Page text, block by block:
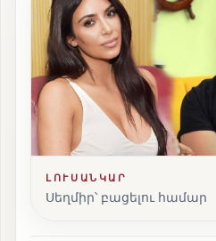
ԼՈՒՍԱՆԿԱՐ
Սեղմիր՝ բացելու համար